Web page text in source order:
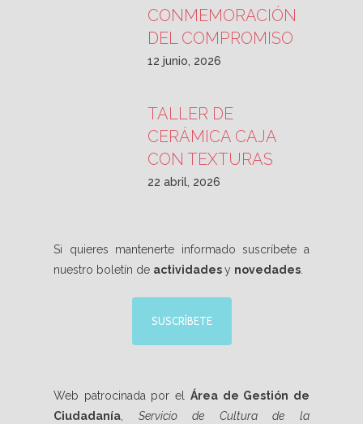
CONMEMORACIÓN
DEL COMPROMISO
12 junio, 2026
TALLER DE
CERÁMICA CAJA
CON TEXTURAS
22 abril, 2026
Si quieres mantenerte informado suscríbete a
nuestro boletín de actividadesy novedades
SUSCRÍBETE
Web patrocinada por el Área de Gestión de
Ciudadanía
Servicio de Cultura de la